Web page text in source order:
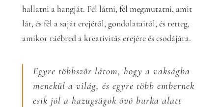
hallatni a hangját. Fél látni, fél megmutatni, amit
lát, és fél a saját erejétől, gondolataitól, és retteg,
amikor ráébred a kreativitás erejére és csodájára.
Egyre többször látom, hogy a vakságba
menekül a világ, és egyre több embernek
esik jól a hazugságok óvó burka alatt